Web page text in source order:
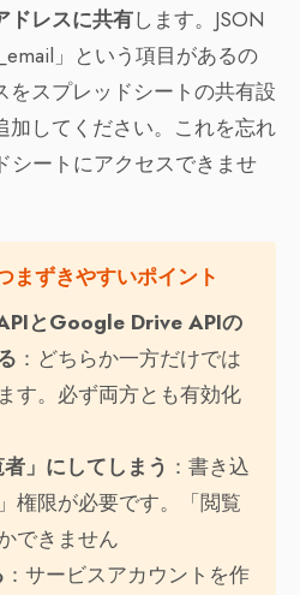
ドレスに共有します。JSON
」という項目があるの
をスプレッドシートの共有設
加してください。これを忘れ
シートにアクセスできませ
まずきやすいポイント
とGoogle Drive APIの
：どちらか一方だけでは
す。必ず両方とも有効化
」にしてしまう ：書き込
権限が必要です。「閲覧
できません
：サービスアカウントを作